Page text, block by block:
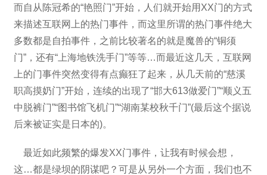
而自从陈冠希的“艳照门”开始，人们就开始用XX门的方式
来描述互联网上的热门事件，而这里所谓的热门事件绝大
多数都是自拍事件，之前比较著名的就是魔兽的“铜须
门”，还有“上海地铁洗手门”等等…而最近这几天，互联网
上的门事件突然变得有点癫狂了起来，从几天前的“慈溪
职高摸奶门”开始，连续的出现了“邯大613做爱门”“顺义五
中脱裤门”“图书馆飞机门”“湖南某校秋千门”(最后这个据说
后来被证实是日本的)。
最近如此频繁的爆发XX门事件，让我有时候会想，
这…都是绿坝的阴谋吧？可是从另外一个方面，我们也不